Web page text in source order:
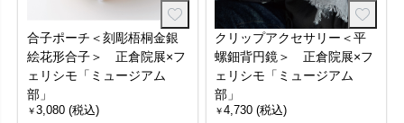
合子ポーチ＜刻彫梧桐金銀
絵花形合子＞ 正倉院展×フ
ェリシモ「ミュージアム
部」
￥3,080 (税込)
クリップアクセサリー＜平
螺鈿背円鏡＞ 正倉院展×フ
ェリシモ「ミュージアム
部」
￥4,730 (税込)